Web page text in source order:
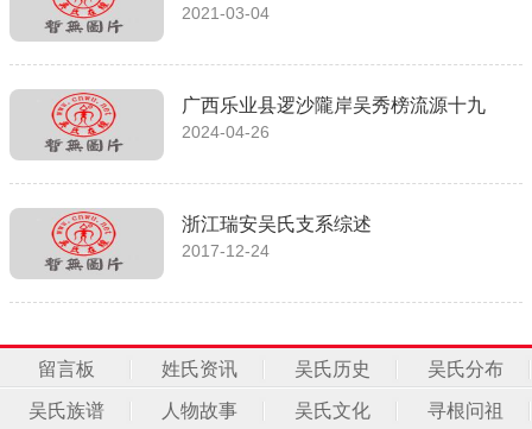
2021-03-04
广西乐业县逻沙隴岸吴秀榜流源十九
2024-04-26
浙江瑞安吴氏支系综述
2017-12-24
留言板 姓氏资讯 吴氏历史 吴氏分布
吴氏族谱 人物故事 吴氏文化 寻根问祖